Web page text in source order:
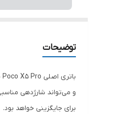
توضیحات
و می‌تواند شارژدهی
برای جایگزینی خواهد بود.